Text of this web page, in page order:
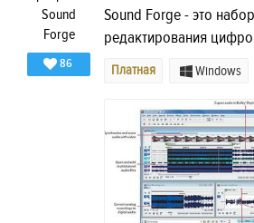
86
Sound Forge - это
редактирования
Платная Windows